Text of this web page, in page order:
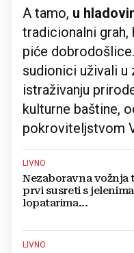
A tamo, u
tradicionalni grah,
piće
sudionici uživali u
istraživanju
kulturne baštine,
pokroviteljstvom
LIVNO
Nezaboravna vožnja
prvi susreti s jelenima
lopatarima...
LIVNO